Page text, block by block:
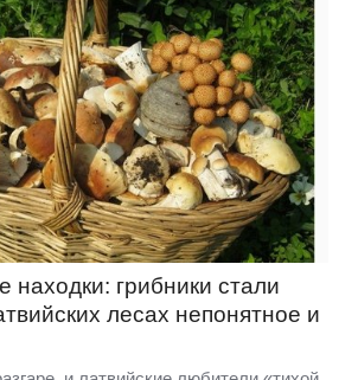
находки: грибники стали
лесах непонятное и